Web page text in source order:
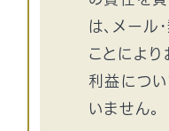
は、メール
ことによ
利益につ
いません。